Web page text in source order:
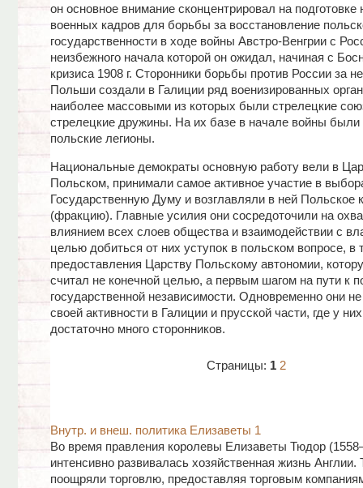
он основное внимание сконцентрировал на
военных кадров для борьбы за восстановление
государственности в ходе войны Австро-Венгрии с
неизбежного начала которой он ожидал, начиная с
кризиса 1908 г. Сторонники борьбы против России за
Польши создали в Галиции ряд военизированных
наиболее массовыми из которых были стрелецкие
стрелецкие дружины. На их базе в начале войны были
польские легионы.
Национальные демократы основную работу вели в
Польском, принимали самое активное участие в
Государственную Думу и возглавляли в ней Польское
(фракцию). Главные усилия они сосредоточили на
влиянием всех слоев общества и взаимодействии с
целью добиться от них уступок в польском вопросе, в
предоставления Царству Польскому автономии,
считал не конечной целью, а первым шагом на пути к
государственной независимости. Одновременно они
своей активности в Галиции и прусской части, где у
достаточно много сторонников.
Страницы: 1 2
Внутр. и внеш. политика Елизаветы 1
Во время правления королевы Елизаветы Тюдор
интенсивно развивалась хозяйственная жизнь
поощряли торговлю, предоставляя торговым